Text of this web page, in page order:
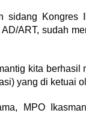
sidang Kongres
ART, sudah
kita
yang di ketuai
MPO